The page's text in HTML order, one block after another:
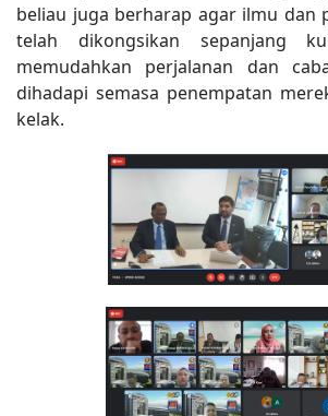
beliau juga berharap agar ilmu dan
telah dikongsikan sepanjang
memudahkan perjalanan dan
dihadapi semasa penempatan
kelak.